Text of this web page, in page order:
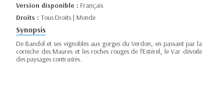
Version disponible : Français
Droits : Tous Droits | Monde
Synopsis
De Bandol et ses vignobles aux gorges du Verdon, en passant par la
corniche des Maures et les roches rouges de l’Estérel, le Var dévoile
des paysages contrastés.